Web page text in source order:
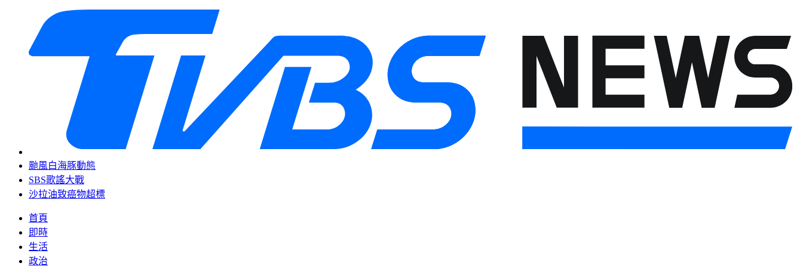
颱風白海豚動態
SBS歌謠大戰
沙拉油致癌物超標
首頁
即時
生活
政治